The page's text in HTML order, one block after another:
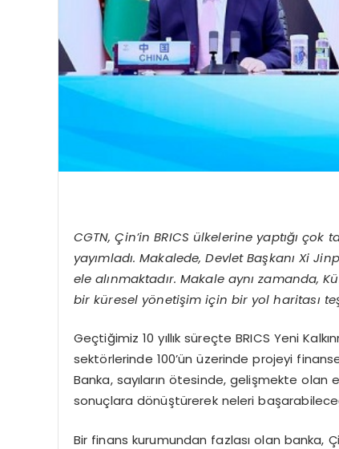
CGTN, Çin’in BRICS ülkelerine yaptığı
yayımladı. Makalede, Devlet Başkanı Xi
ele alınmaktadır. Makale aynı zamanda,
bir küresel yönetişim için bir yol haritası
Geçtiğimiz 10 yıllık süreçte BRICS Yeni
sektörlerinde 100’ün üzerinde projeyi
Banka, sayıların ötesinde, gelişmekte
sonuçlara dönüştürerek neleri
Bir finans kurumundan fazlası olan banka,